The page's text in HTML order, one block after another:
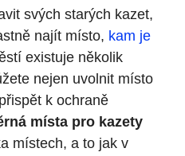
svých starých kazet,
najít místo, kam je
existuje několik
nejen uvolnit místo
k ochraně
místa pro kazety
místech, a to jak v